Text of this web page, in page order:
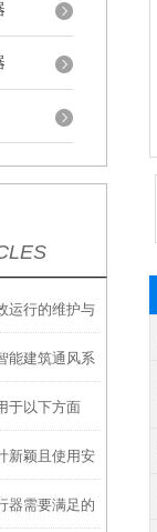
运行的维护与
能建筑通风系
于以下方面
新颖且使用安
器需要满足的